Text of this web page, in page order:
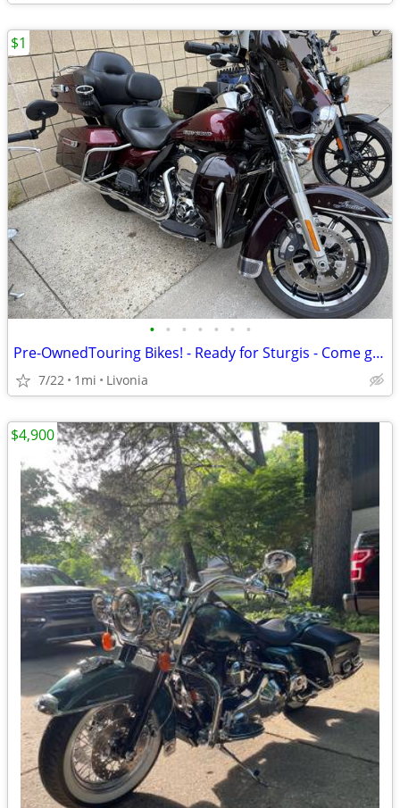
• • • • • • •
Pre-OwnedTouring Bikes! - Ready for Sturgis - Come get one!
7/22 1mi Livonia
$1
$4,900